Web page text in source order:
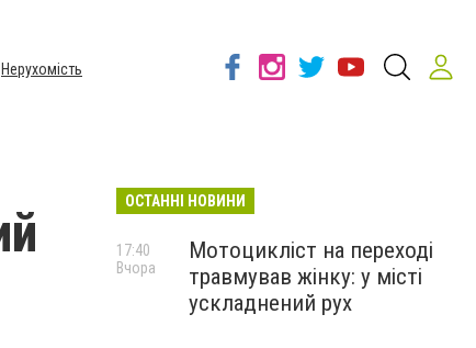
Нерухомість
ОСТАННІ НОВИНИ
Мотоцикліст на переході
травмував жінку: у місті
ускладнений рух
17:40
Вчора